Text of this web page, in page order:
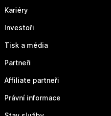
Kariéry
Investoři
Tisk a média
Partneři
Affiliate partneři
Právní informace